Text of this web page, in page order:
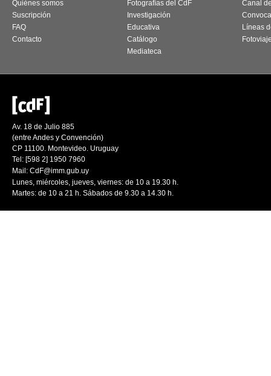
Quiénes somos
Suscripción
FAQ
Contacto
Fotografías del CdF
Investigación
Educativa
Catálogo
Mediateca
Canal
Líneas
Av. 18 de Julio 885
(entre Andes y Convención)
CP 11100. Montevideo. Uruguay
Tel: [598 2] 1950 7960
Mail: CdF@imm.gub.uy
Lunes, miércoles, jueves, viernes: de 10 a 19.30 h.
Martes: de 10 a 21 h. Sábados de 9.30 a 14.30 h.